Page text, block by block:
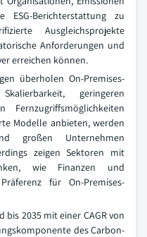
Berichterstattung zu
Ausgleichsprojekte
Anforderungen und
erreichen können.
überholen On-Premises-
geringeren
Fernzugriffsmöglichkeiten
Modelle anbieten, werden
großen Unternehmen
zeigen Sektoren mit
wie Finanzen und
für On-Premises-
bis 2035 mit einer CAGR von
des Carbon-